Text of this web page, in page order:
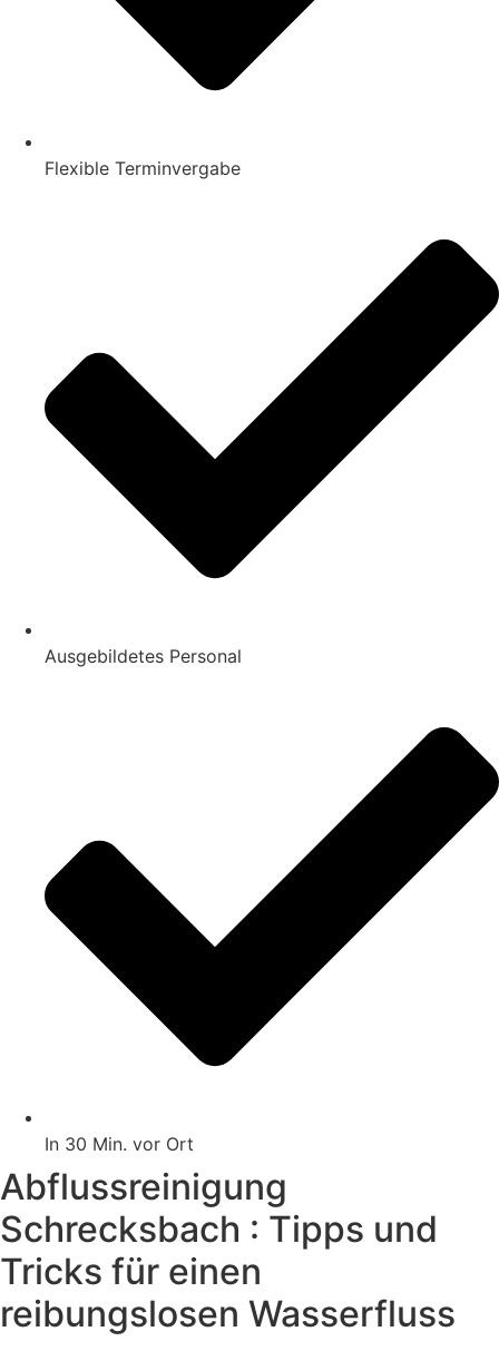
Flexible Terminvergabe
Ausgebildetes Personal
In 30 Min. vor Ort
Abflussreinigung
Schrecksbach : Tipps und
Tricks für einen
reibungslosen Wasserfluss